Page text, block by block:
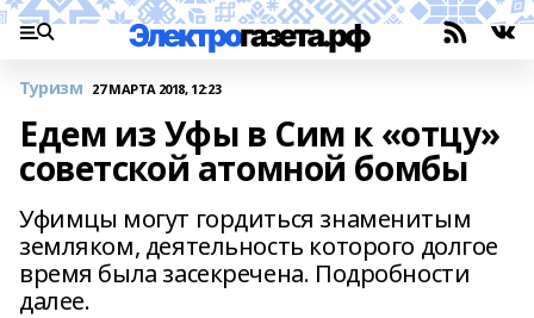
Туризм 27 МАРТА 2018, 12:23
Едем из Уфы в Сим к «отцу»
советской атомной бомбы
Уфимцы могут гордиться знаменитым
земляком, деятельность которого долгое
время была засекречена. Подробности
далее.